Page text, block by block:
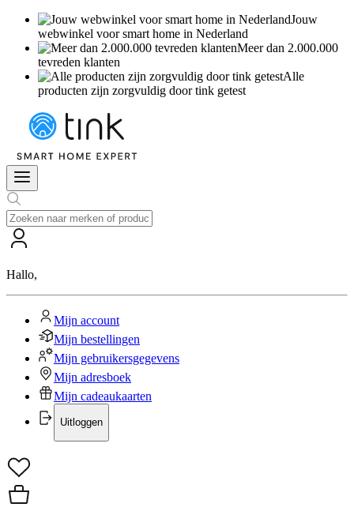
Jouw
webwinkel voor smart home in Nederland
Meer dan 2.000.000
tevreden klanten
Alle
producten zijn zorgvuldig door tink getest
Hallo,
Mijn account
Mijn bestellingen
Mijn gebruikersgegevens
Mijn adresboek
Mijn cadeaukaarten
Uitloggen